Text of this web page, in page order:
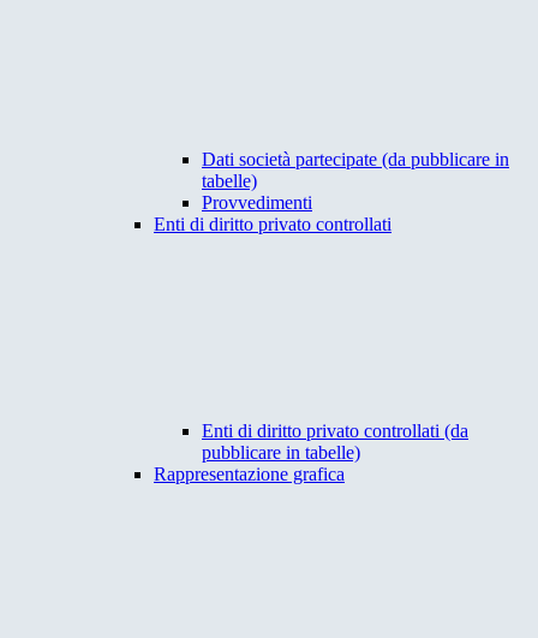
Dati società partecipate (da pubblicare in
tabelle)
Provvedimenti
Enti di diritto privato controllati
Enti di diritto privato controllati (da
pubblicare in tabelle)
Rappresentazione grafica